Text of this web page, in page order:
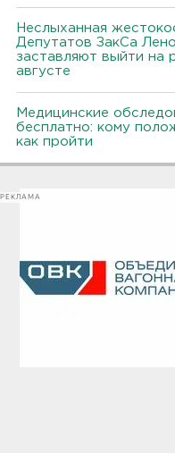
Неслыханная
Депутатов ЗакСа
заставляют выйти на
августе
Медицинские
бесплатно: кому
как пройти
РЕКЛАМА